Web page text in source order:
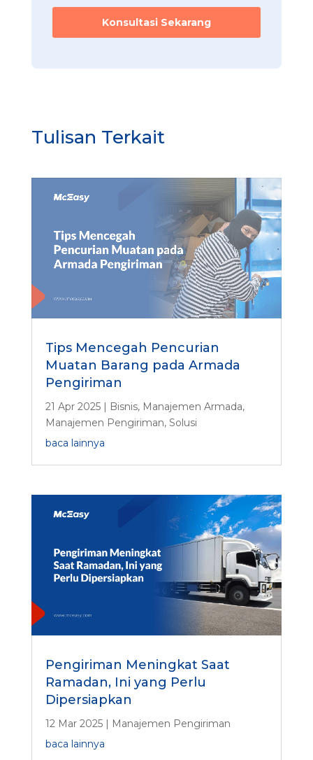
Konsultasi Sekarang
Tulisan Terkait
Tips Mencegah Pencurian
Muatan Barang pada Armada
Pengiriman
21 Apr 2025| Bisnis, Manajemen Armada,
Manajemen Pengiriman, Solusi
baca lainnya
Pengiriman Meningkat Saat
Ramadan, Ini yang Perlu
Dipersiapkan
12 Mar 2025|
Manajemen Pengiriman
baca lainnya